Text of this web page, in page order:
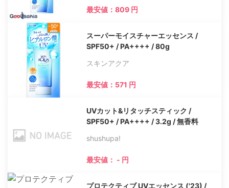
最安値：809 円
スーパーモイスチャーエッセンス /
SPF50+ / PA++++ / 80g
スキンアクア
最安値：571 円
UVカット&リタッチスティック /
SPF50+ / PA++++ / 3.2g / 無香料
shushupa!
最安値： - 円
プロテクティブ UVエッセンス ('23) /